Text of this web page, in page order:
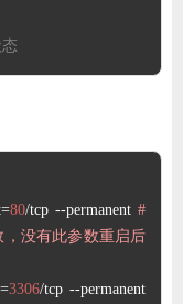
80/tcp --permanent #
，没有此参数重启后
3306